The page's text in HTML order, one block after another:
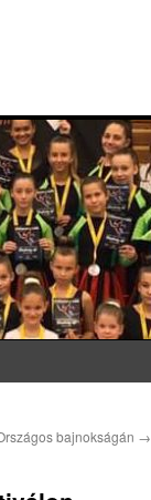
bajnokságán →